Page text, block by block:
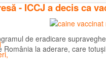
- ICCJ a decis ca
de eradicare
România la aderare, care